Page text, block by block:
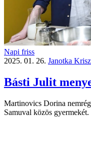
Napi friss
2025. 01. 26. Janotka
Básti Julit
Martinovics Dorina
Samuval közös gyermekét.